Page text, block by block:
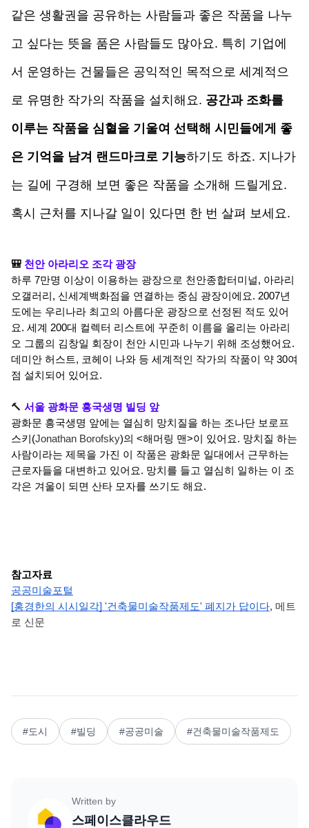
같은 생활권을 공유하는 사람들과 좋은 작품을 나누
고 싶다는 뜻을 품은 사람들도 많아요. 특히 기업에
서 운영하는 건물들은 공익적인 목적으로 세계적으
로 유명한 작가의 작품을 설치해요. 공간과 조화를
이루는 작품을 심혈을 기울여 선택해 시민들에게 좋
은 기억을 남겨 랜드마크로 기능하기도 하죠. 지나가
는 길에 구경해 보면 좋은 작품을 소개해 드릴게요.
혹시 근처를 지나갈 일이 있다면 한 번 살펴 보세요.
🎒 천안 아라리오 조각 광장
하루 7만명 이상이 이용하는 광장으로 천안종합터미널, 아라리
오갤러리, 신세계백화점을 연결하는 중심 광장이에요. 2007년
도에는 우리나라 최고의 아름다운 광장으로 선정된 적도 있어
요. 세계 200대 컬렉터 리스트에 꾸준히 이름을 올리는 아라리
오 그룹의 김창일 회장이 천안 시민과 나누기 위해 조성했어요.
데미안 허스트, 코헤이 나와 등 세계적인 작가의 작품이 약 30여
점 설치되어 있어요.
🔨 서울 광화문 흥국생명 빌딩 앞
광화문 흥국생명 앞에는 열심히 망치질을 하는 조나단 보로프
스키(Jonathan Borofsky)의 <해머링 맨>이 있어요. 망치질 하는
사람이라는 제목을 가진 이 작품은 광화문 일대에서 근무하는
근로자들을 대변하고 있어요. 망치를 들고 열심히 일하는 이 조
각은 겨울이 되면 산타 모자를 쓰기도 해요.
참고자료
공공미술포털
[홍경한의 시시일각] '건축물미술작품제도' 폐지가 답이다, 메트
로 신문
#도시 #빌딩 #공공미술 #건축물미술작품제도
Written by
스페이스클라우드